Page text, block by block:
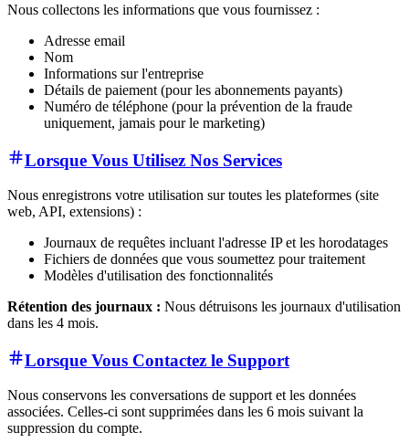
Nous collectons les informations que vous fournissez :
Adresse email
Nom
Informations sur l'entreprise
Détails de paiement (pour les abonnements payants)
Numéro de téléphone (pour la prévention de la fraude
uniquement, jamais pour le marketing)
Lorsque Vous Utilisez Nos Services
Nous enregistrons votre utilisation sur toutes les plateformes (site
web, API, extensions) :
Journaux de requêtes incluant l'adresse IP et les horodatages
Fichiers de données que vous soumettez pour traitement
Modèles d'utilisation des fonctionnalités
Rétention des journaux : Nous détruisons les journaux d'utilisation
dans les 4 mois.
Lorsque Vous Contactez le Support
Nous conservons les conversations de support et les données
associées. Celles-ci sont supprimées dans les 6 mois suivant la
suppression du compte.